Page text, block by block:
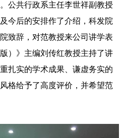
公共行政系主任李世祥副教授
今后的安排作了介绍，科发院
致辞，对范教授来公司讲学表
）》主编刘传红教授主持了讲
扎实的学术成果、谦虚务实的
格给予了高度评价，并希望范